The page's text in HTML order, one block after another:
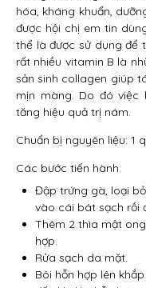
hóa, kháng khuẩn,
được hội chị em tin
thể là được sử dụng để
rất nhiều vitamin B là
sản sinh collagen giúp
mịn màng. Do đó việc
tăng hiệu quả trị nám.
Chuẩn bị nguyên liệu: 1
Các bước tiến hành:
Đập trứng gà, loại
vào cái bát sạch rồi
Thêm 2 thìa mật
hợp.
Rửa sạch da mặt.
Bôi hỗn hợp lên